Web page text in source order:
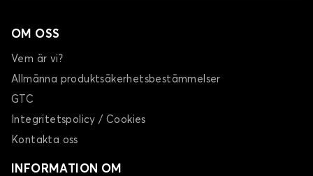
OM OSS
Vem är vi?
Allmänna produktsäkerhetsbestämmelser
GTC
Integritetspolicy / Cookies
Kontakta oss
INFORMATION OM